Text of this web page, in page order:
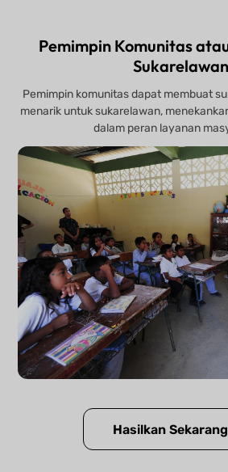
Pemimpin Komunitas
Sukarelawan
Pemimpin komunitas dapat membuat
menarik untuk sukarelawan,
dalam peran layanan
Hasilkan Sekarang